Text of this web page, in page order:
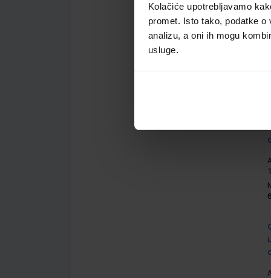
Kolačiće upotrebljavamo
promet. Isto tako, podatke
analizu, a oni ih mogu
usluge.